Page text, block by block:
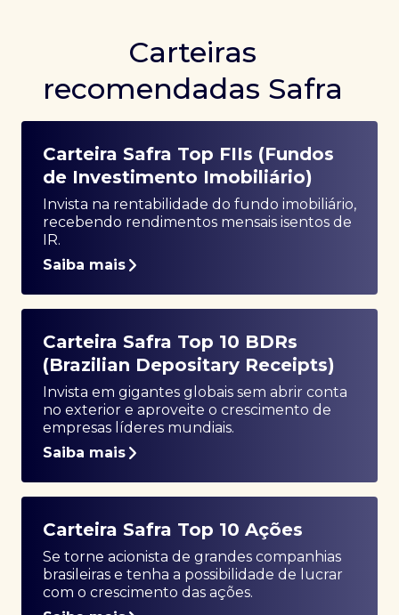
Carteiras
recomendadas Safra
Carteira Safra Top FIIs (Fundos
de Investimento Imobiliário)
Invista na rentabilidade do fundo imobiliário,
recebendo rendimentos mensais isentos de
IR.
Saiba mais
Carteira Safra Top 10 BDRs
(Brazilian Depositary Receipts)
Invista em gigantes globais sem abrir conta
no exterior e aproveite o crescimento de
empresas líderes mundiais.
Saiba mais
Carteira Safra Top 10 Ações
Se torne acionista de grandes companhias
brasileiras e tenha a possibilidade de lucrar
com o crescimento das ações.